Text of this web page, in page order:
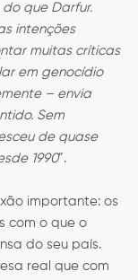
que Darfur.
intenções
muitas críticas
em genocídio
– envia
Sem
de quase
1990”.
importante: os
com o que o
do seu país.
real que com